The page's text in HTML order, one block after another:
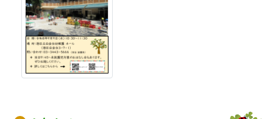
す。
見学も受け付けています。
い。
【問い合わせ先】０３－３４４３－５６６６